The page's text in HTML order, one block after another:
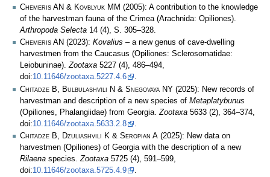
Chemeris AN & Kovblyuk MM (2005): A contribution to the knowledge
of the harvestman fauna of the Crimea (Arachnida: Opiliones).
Arthropoda Selecta 14 (4), S. 305–328.
Chemeris AN (2023): Kovalius – a new genus of cave-dwelling
harvestmen from the Caucasus (Opiliones: Sclerosomatidae:
Leiobuninae).Zootaxa 5227 (4), 486–494,
doi:10.11646/zootaxa.5227.4.6
.
Chitadze B, Bulbulashvili N & Snegovaya NY (2025): New records of
harvestman and description of a new species of Metaplatybunus
(Opiliones, Phalangiidae) from Georgia. Zootaxa 5633 (2), 364–374,
doi:10.11646/zootaxa.5633.2.8
Chitadze B, Dzuliashvili K & Seropian A (2025): New data on
harvestmen (Opiliones) of Georgia with the description of a new
Rilaena species.Zootaxa 5725 (4), 591–599,
doi:10.11646/zootaxa.5725.4.9
.